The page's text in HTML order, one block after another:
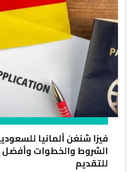
الشروط والخطوات
للتقديم